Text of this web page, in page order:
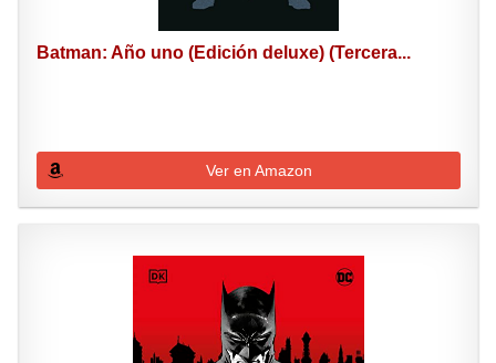
Batman: Año uno (Edición deluxe) (Tercera...
Ver en Amazon